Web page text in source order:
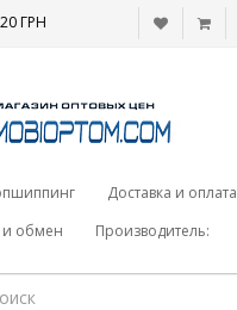
ГРН
Доставка и оплата
и обмен
Производитель: